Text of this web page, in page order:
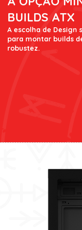
BUILDS ATX
A escolha de Design
para montar builds
robustez.